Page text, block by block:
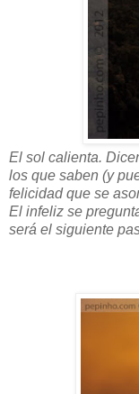
El sol calienta.
los que saben (y
felicidad que se
El infeliz se
será el siguiente